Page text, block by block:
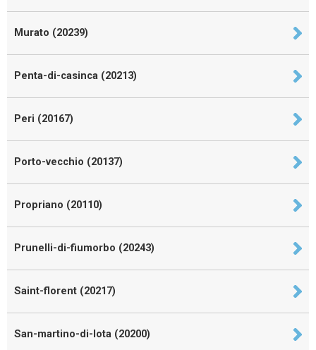
Murato (20239)
Penta-di-casinca (20213)
Peri (20167)
Porto-vecchio (20137)
Propriano (20110)
Prunelli-di-fiumorbo (20243)
Saint-florent (20217)
San-martino-di-lota (20200)